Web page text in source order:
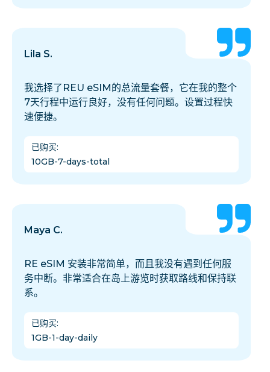
Lila S.
我选择了REU eSIM的总流量套餐，它在我的整个
7天行程中运行良好，没有任何问题。设置过程快
速便捷。
已购买:
10GB-7-days-total
Maya C.
RE eSIM 安装非常简单，而且我没有遇到任何服
务中断。非常适合在岛上游览时获取路线和保持联
系。
已购买:
1GB-1-day-daily